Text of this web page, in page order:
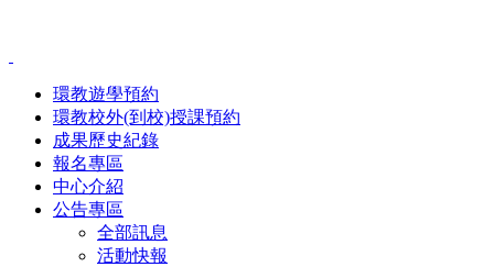
環教遊學預約
環教校外(到校)授課預約
成果歷史紀錄
報名專區
中心介紹
公告專區
全部訊息
活動快報